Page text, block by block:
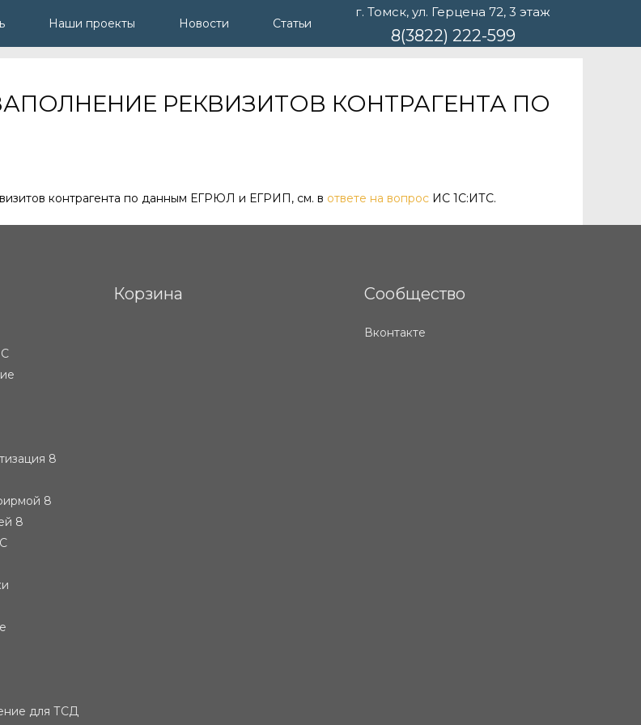
Наши проекты Новости Статьи
г. Томск, ул. Герцена 72, 3 этаж
8(3822) 222-599
РЕКВИЗИТОВ КОНТРАГЕНТА ПО
контрагента по данным ЕГРЮЛ и ЕГРИП, см. в ответе на вопрос ИС 1С:ИТС.
8
8
8
для ТСД
Корзина Сообщество
Вконтакте